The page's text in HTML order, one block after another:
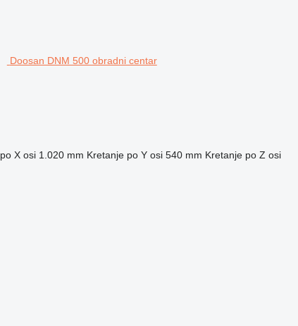
Doosan DNM 500 obradni centar
X osi 1.020 mm Kretanje po Y osi 540 mm Kretanje po Z osi